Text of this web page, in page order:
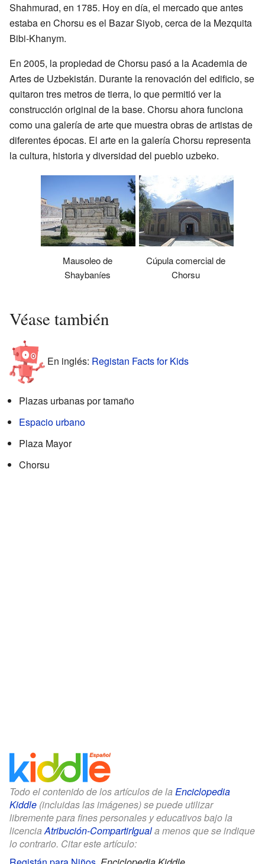
Shahmurad, en 1785. Hoy en día, el mercado que antes
estaba en Chorsu es el Bazar Siyob, cerca de la Mezquita
Bibi-Khanym.
En 2005, la propiedad de Chorsu pasó a la Academia de
Artes de Uzbekistán. Durante la renovación del edificio, se
quitaron tres metros de tierra, lo que permitió ver la
construcción original de la base. Chorsu ahora funciona
como una galería de arte que muestra obras de artistas de
diferentes épocas. El arte en la galería Chorsu representa
la cultura, historia y diversidad del pueblo uzbeko.
Mausoleo de
Shaybaníes
Cúpula comercial de
Chorsu
Véase también
En inglés: Registan Facts for Kids
Plazas urbanas por tamaño
Espacio urbano
Plaza Mayor
Chorsu
Todo el contenido de los artículos de la Enciclopedia
Kiddle (incluidas las imágenes) se puede utilizar
libremente para fines personales y educativos bajo la
licenciaAtribución-CompartirIguala menos que se indique
lo contrario. Citar este artículo: